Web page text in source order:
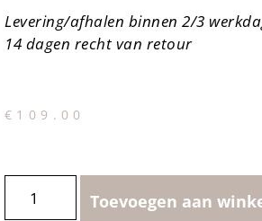
Levering/afhalen binnen 2/3
14 dagen recht van retour
€ 109.00
Toevoegen aan